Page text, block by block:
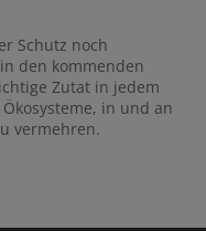
Schutz noch
den kommenden
Zutat in jedem
in und an
vermehren.